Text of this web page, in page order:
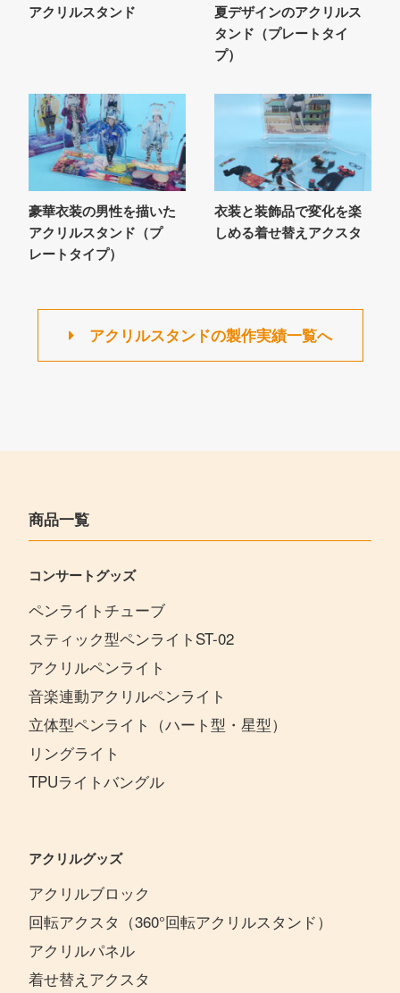
アクリルスタンド
夏デザインのアクリルス
タンド（プレートタイ
プ）
豪華衣装の男性を描いた
アクリルスタンド（プ
レートタイプ）
衣装と装飾品で変化を楽
しめる着せ替えアクスタ
アクリルスタンドの製作実績一覧へ
商品一覧
コンサートグッズ
ペンライトチューブ
スティック型ペンライトST-02
アクリルペンライト
音楽連動アクリルペンライト
立体型ペンライト（ハート型・星型）
リングライト
TPUライトバングル
アクリルグッズ
アクリルブロック
回転アクスタ（360°回転アクリルスタンド）
アクリルパネル
着せ替えアクスタ